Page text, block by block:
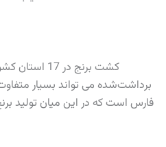
کشت برنج
برداشت‌شده می تواند بسیار
فارس است که در این میان تولید